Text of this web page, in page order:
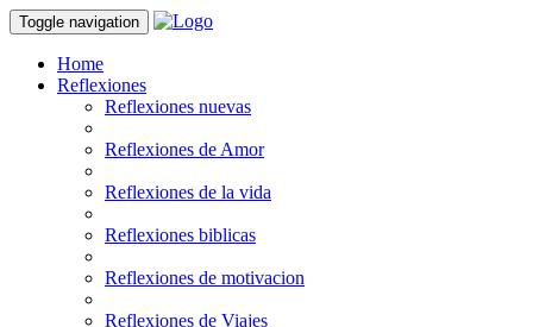
Toggle navigation
Home
Reflexiones
Reflexiones nuevas
Reflexiones de Amor
Reflexiones de la vida
Reflexiones biblicas
Reflexiones de motivacion
Reflexiones de Viajes